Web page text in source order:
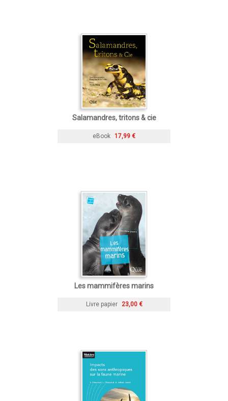
Salamandres, tritons & cie
eBook 17,99 €
Les mammifères marins
Livre papier 23,00 €